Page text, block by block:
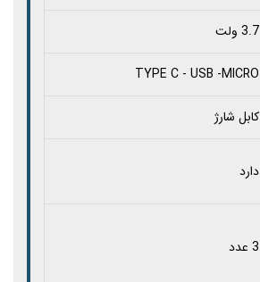
3.7 ولت
TYPE C - USB -MICRO
کابل شارژ
دارد
3 عدد